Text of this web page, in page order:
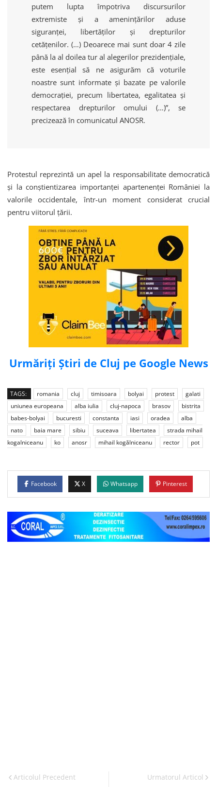
putem lupta împotriva discursurilor
extremiste și a amenințărilor aduse
siguranței, libertăților și drepturilor
cetățenilor. (…) Deoarece mai sunt doar 4 zile
până la al doilea tur al alegerilor prezidențiale,
este esențial să ne asigurăm că voturile
noastre sunt informate și bazate pe valorile
democrației, precum libertatea, egalitatea și
respectarea drepturilor omului (…)”, se
precizează în comunicatul ANOSR.
Protestul reprezintă un apel la responsabilitate democratică
și la conștientizarea importanței apartenenței României la
valorile occidentale, într-un moment considerat crucial
pentru viitorul țării.
Urmăriți Știri de Cluj pe Google News
TAGS: romania cluj timisoara bolyai protest
galati
uniunea europeana
alba iulia cluj-napoca brasov
bistrita
babes-bolyai
bucuresti constanta iasi oradea
alba
nato
baia mare sibiu suceava libertatea
strada mihail
kogalniceanu
ko anosr mihail kogălniceanu rector pot
Facebook X Whatsapp Pinterest
Articolul Precedent Urmatorul Articol